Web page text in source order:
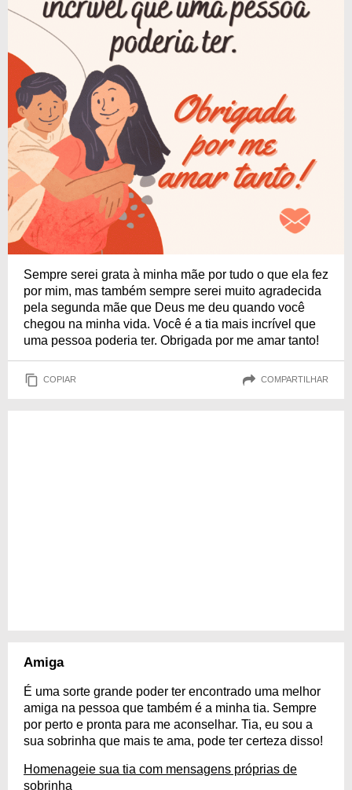
Sempre serei grata à minha mãe por tudo o que ela fez
por mim, mas também sempre serei muito agradecida
pela segunda mãe que Deus me deu quando você
chegou na minha vida. Você é a tia mais incrível que
uma pessoa poderia ter. Obrigada por me amar tanto!
COPIAR COMPARTILHAR
Amiga
É uma sorte grande poder ter encontrado uma melhor
amiga na pessoa que também é a minha tia. Sempre
por perto e pronta para me aconselhar. Tia, eu sou a
sua sobrinha que mais te ama, pode ter certeza disso!
Homenageie sua tia com mensagens próprias de
sobrinha